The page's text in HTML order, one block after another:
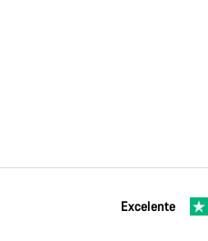
Excelente